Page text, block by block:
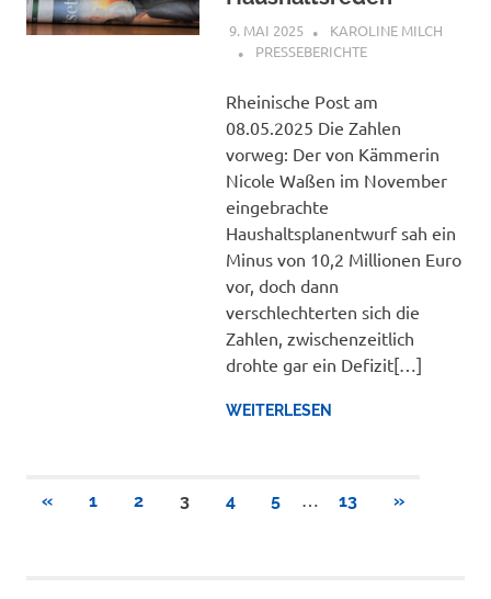
9. MAI 2025
KAROLINE MILCH
PRESSEBERICHTE
Rheinische Post am
08.05.2025 Die Zahlen
vorweg: Der von Kämmerin
Nicole Waßen im November
eingebrachte
Haushaltsplanentwurf sah ein
Minus von 10,2 Millionen Euro
vor, doch dann
verschlechterten sich die
Zahlen, zwischenzeitlich
drohte gar ein Defizit[…]
WEITERLESEN
Seitennummerierung
«VORHERIGE
1 2 3 4 5 … 13
NÄCHSTE
»